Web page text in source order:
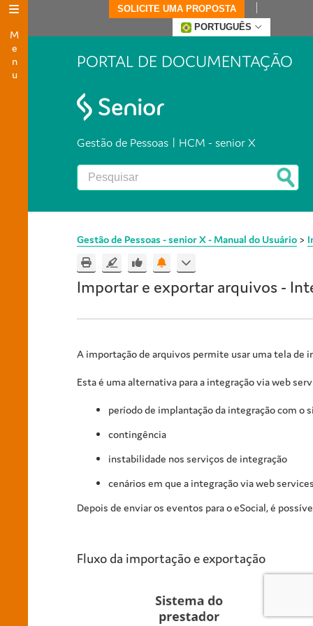
Menu
SOLICITE UMA PROPOSTA
PORTUGUÊS
PORTAL DE DOCUMENTAÇÃO
Gestão de Pessoas | HCM - senior X
Gestão de Pessoas - senior X - Manual do Usuário >
Importar e exportar arquivos -
A importação de arquivos permite usar uma tela de
Esta é uma alternativa para a integração via web
período de implantação da integração com o
contingência
instabilidade nos serviços de integração
cenários em que a integração via web
Depois de enviar os eventos para o eSocial, é
Fluxo da importação e exportação